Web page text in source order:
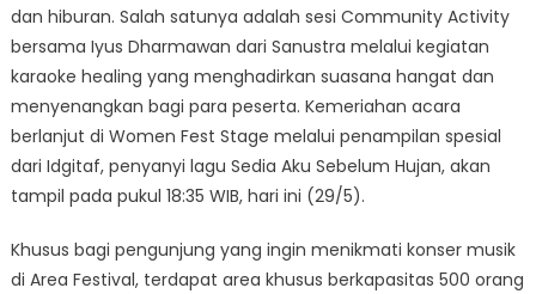
dan hiburan. Salah satunya adalah sesi Community Activity
bersama Iyus Dharmawan dari Sanustra melalui kegiatan
karaoke healing yang menghadirkan suasana hangat dan
menyenangkan bagi para peserta. Kemeriahan acara
berlanjut di Women Fest Stage melalui penampilan spesial
dari Idgitaf, penyanyi lagu Sedia Aku Sebelum Hujan, akan
tampil pada pukul 18:35 WIB, hari ini (29/5).
Khusus bagi pengunjung yang ingin menikmati konser musik
di Area Festival, terdapat area khusus berkapasitas 500 orang